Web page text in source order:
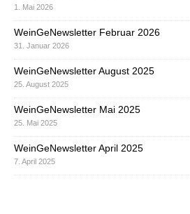
1. Mai 2026
WeinGeNewsletter Februar 2026
31. Januar 2026
WeinGeNewsletter August 2025
25. August 2025
WeinGeNewsletter Mai 2025
25. Mai 2025
WeinGeNewsletter April 2025
7. April 2025